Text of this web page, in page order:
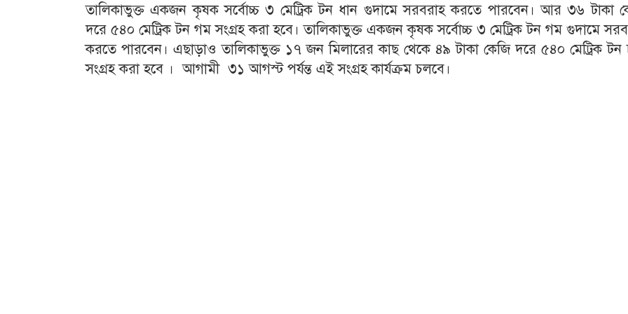
তালিকাভুক্ত একজন কৃষক সর্বোচ্চ ৩ মেট্রিক টন ধান গুদামে সরবরাহ করতে পারবেন। আর ৩৬ টাকা
দরে ৫৪০ মেট্রিক টন গম সংগ্রহ করা হবে। তালিকাভুক্ত একজন কৃষক সর্বোচ্চ ৩ মেট্রিক টন গম গুদামে
করতে পারবেন। এছাড়াও তালিকাভুক্ত ১৭ জন মিলারের কাছ থেকে ৪৯ টাকা কেজি দরে ৫৪০ মেট্রিক টন
সংগ্রহ করা হবে । আগামী ৩১ আগস্ট পর্যন্ত এই সংগ্রহ কার্যক্রম চলবে।